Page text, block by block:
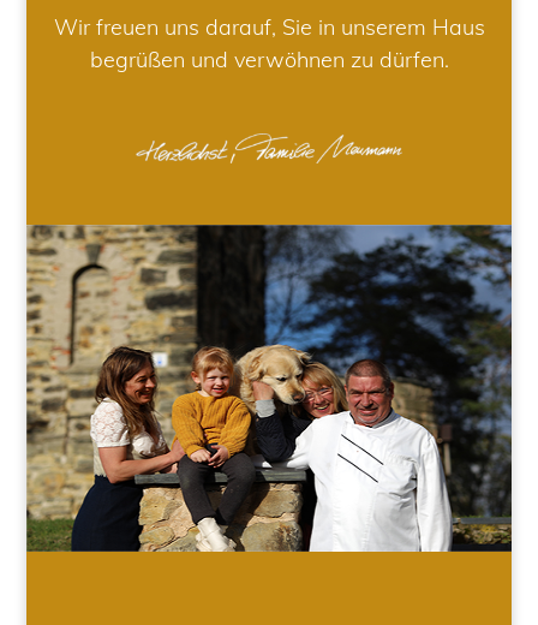
Wir freuen uns darauf, Sie in unserem Haus
begrüßen und verwöhnen zu dürfen.